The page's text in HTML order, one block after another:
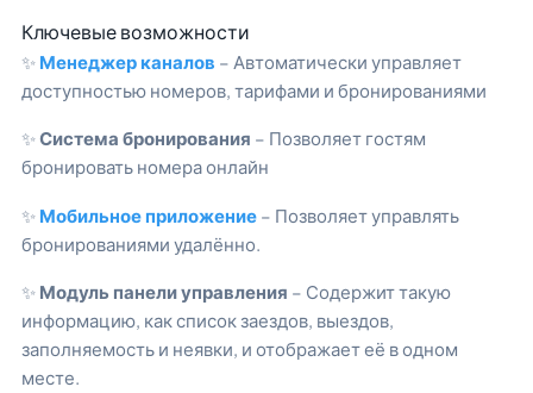
Ключевые возможности
✨ Менеджер каналов – Автоматически управляет
доступностью номеров, тарифами и бронированиями
✨Система бронирования – Позволяет гостям
бронировать номера онлайн
✨ Мобильное приложение – Позволяет управлять
бронированиями удалённо.
✨ Модуль панели управления – Содержит такую
информацию, как список заездов, выездов,
заполняемость и неявки, и отображает её в одном
месте.